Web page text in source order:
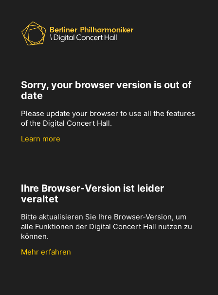
Sorry, your browser version is out of
date
Please update your browser to use all the features
of the Digital Concert Hall.
Learn more
Ihre Browser-Version ist leider
veraltet
Bitte aktualisieren Sie Ihre Browser-Version, um
alle Funktionen der Digital Concert Hall nutzen zu
können.
Mehr erfahren